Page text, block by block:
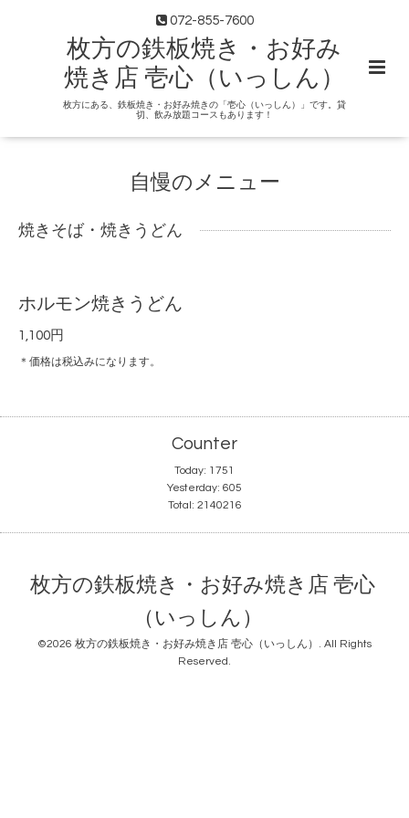
072-855-7600
枚方の鉄板焼き・お好み
焼き店 壱心（いっしん）
枚方にある、鉄板焼き・お好み焼きの「壱心（いっしん）」です。貸
切、飲み放題コースもあります！
自慢のメニュー
焼きそば・焼きうどん
ホルモン焼きうどん
1,100円
＊価格は税込みになります。
Counter
Today: 1751
Yesterday: 605
Total: 2140216
枚方の鉄板焼き・お好み焼き店 壱心
（いっしん）
©2026 枚方の鉄板焼き・お好み焼き店 壱心（いっしん） . All Rights
Reserved.